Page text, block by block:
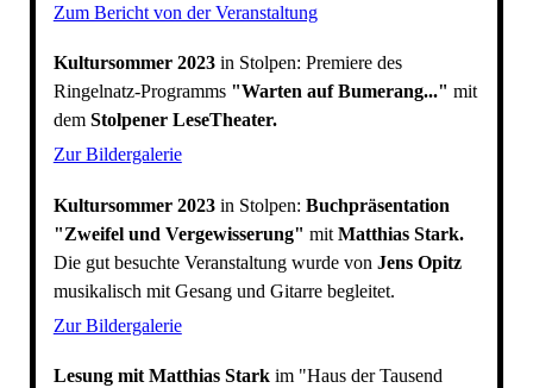
Zum Bericht von der Veranstaltung
Kultursommer 2023 in Stolpen: Premiere des
Ringelnatz-Programms"Warten auf Bumerang..." mit
dem Stolpener LeseTheater.
Zur Bildergalerie
Kultursommer 2023 in Stolpen: Buchpräsentation
"Zweifel und Vergewisserung" mit Matthias Stark.
Die gut besuchte Veranstaltung wurde von Jens Opitz
musikalisch mit Gesang und Gitarre begleitet.
Zur Bildergalerie
Lesung mit Matthias Stark im "Haus der Tausend